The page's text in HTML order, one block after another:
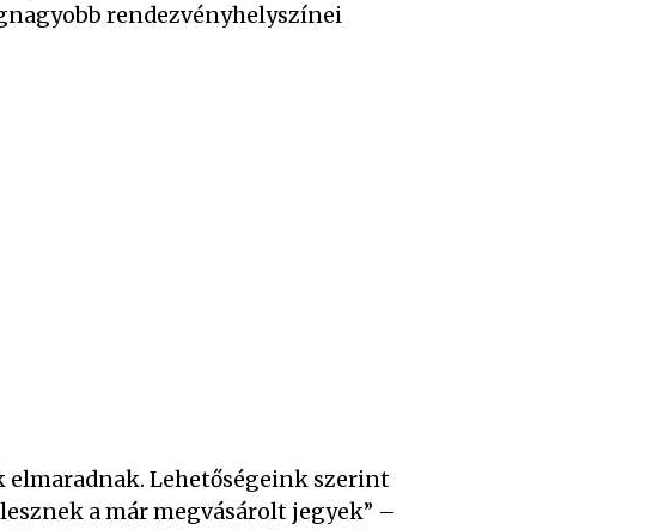
rendezvényhelyszínei
elmaradnak. Lehetőségeink szerint
a már megvásárolt jegyek” –